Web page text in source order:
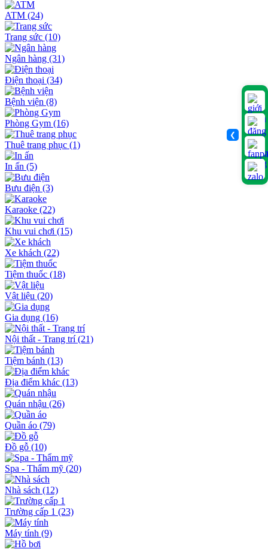
❮
ATM (24)
Trang sức (10)
Ngân hàng (31)
Điện thoại (34)
Bệnh viện (8)
Phòng Gym (16)
Thuê trang phục (1)
In ấn (5)
Bưu điện (3)
Karaoke (22)
Khu vui chơi (15)
Xe khách (22)
Tiệm thuốc (18)
Vật liệu (20)
Gia dụng (16)
Nội thất - Trang trí(21)
Tiệm bánh (13)
Địa điểm khác (13)
Quán nhậu (26)
Quần áo (79)
Đồ gỗ (10)
Spa - Thẩm mỹ (20)
Nhà sách (12)
Trường cấp 1 (23)
Máy tính (9)